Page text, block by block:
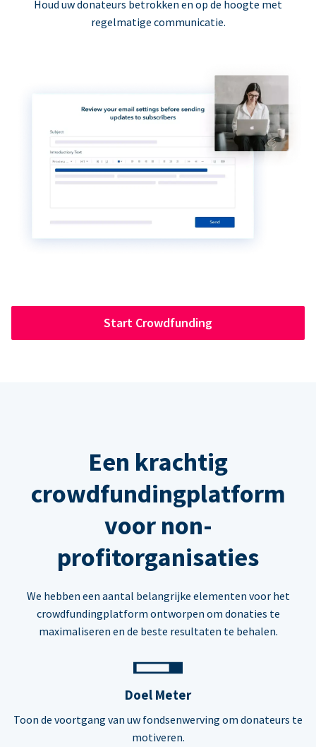
Houd uw donateurs betrokken en op de hoogte met
regelmatige communicatie.
Start Crowdfunding
Een krachtig
crowdfundingplatform
voor non-
profitorganisaties
We hebben een aantal belangrijke elementen voor het
crowdfundingplatform ontworpen om donaties te
maximaliseren en de beste resultaten te behalen.
Doel Meter
Toon de voortgang van uw fondsenwerving om donateurs te
motiveren.